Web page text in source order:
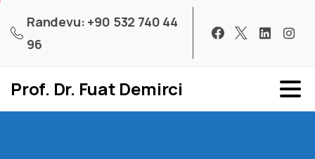
Randevu: +90 532 740 44
96
Prof. Dr. Fuat Demirci